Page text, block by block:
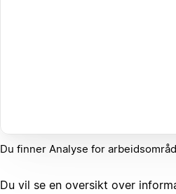
Du finner Analyse for
Du vil se en oversikt over